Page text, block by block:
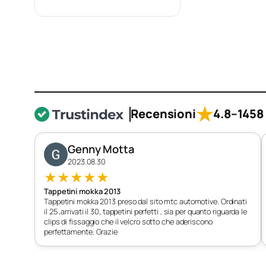
Recensioni★4.8–
Genny Motta
2023.08.30
★★★★★
Tappetini mokka 2013
Tappetini mokka 2013 preso dal sito mtc automotive. Ordinati
il 25 ,arrivati il 30, tappetini perfetti , sia per quanto riguarda le
clips di fissaggio che il velcro sotto che aderiscono
perfettamente. Grazie